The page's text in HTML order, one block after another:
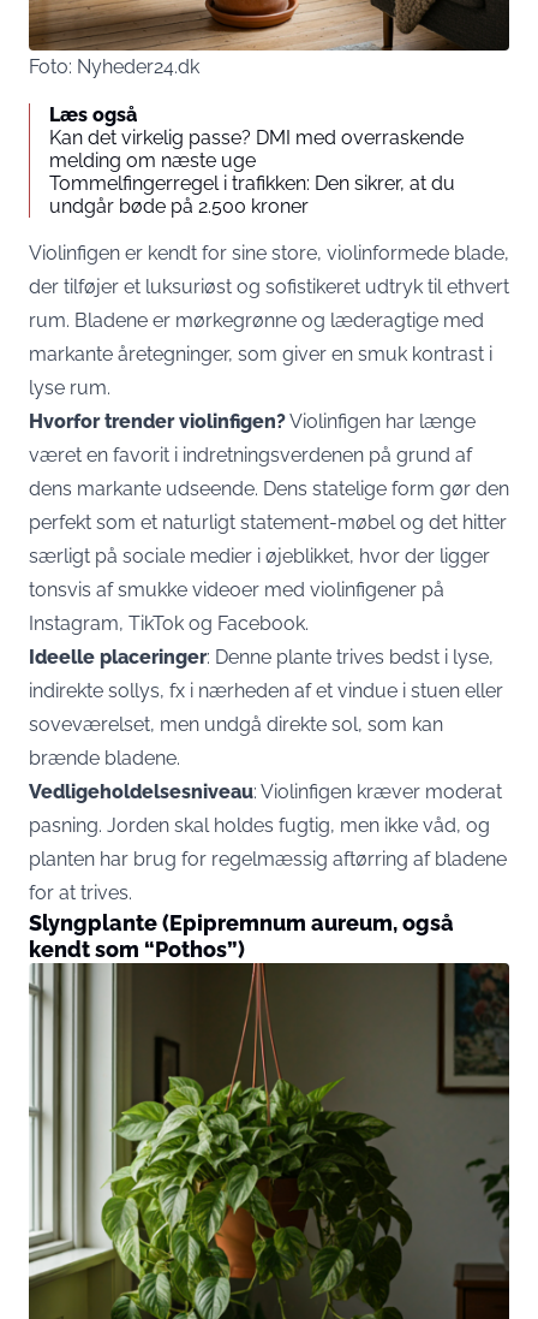
Foto: Nyheder24.dk
Læs også
Kan det virkelig passe? DMI med overraskende
melding om næste uge
Tommelfingerregel i trafikken: Den sikrer, at du
undgår bøde på 2.500 kroner
Violinfigen er kendt for sine store, violinformede blade,
der tilføjer et luksuriøst og sofistikeret udtryk til ethvert
rum. Bladene er mørkegrønne og læderagtige med
markante åretegninger, som giver en smuk kontrast i
lyse rum.
Hvorfor trender violinfigen?Violinfigen har længe
været en favorit i indretningsverdenen på grund af
dens markante udseende. Dens statelige form gør den
perfekt som et naturligt statement-møbel og det hitter
særligt på sociale medier i øjeblikket, hvor der ligger
tonsvis af smukke videoer med violinfigener på
Instagram, TikTok og Facebook.
Ideelle placeringer: Denne plante trives bedst i lyse,
indirekte sollys, fx i nærheden af et vindue i stuen eller
soveværelset, men undgå direkte sol, som kan
brænde bladene.
Vedligeholdelsesniveau: Violinfigen kræver moderat
pasning. Jorden skal holdes fugtig, men ikke våd, og
planten har brug for regelmæssig aftørring af bladene
for at trives.
Slyngplante (Epipremnum aureum, også
kendt som “Pothos”)